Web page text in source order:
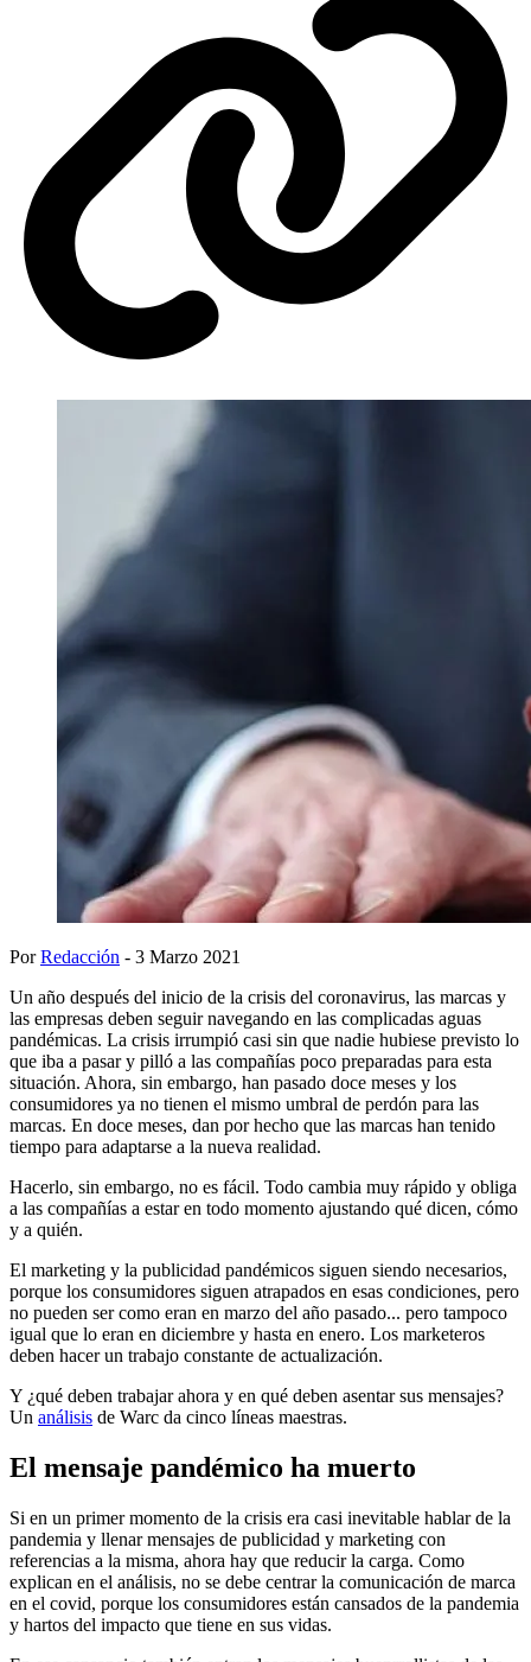
PorRedacción - 3 Marzo 2021
Un año después del inicio de la crisis del coronavirus, las marcas y
las empresas deben seguir navegando en las complicadas aguas
pandémicas. La crisis irrumpió casi sin que nadie hubiese previsto lo
que iba a pasar y pilló a las compañías poco preparadas para esta
situación. Ahora, sin embargo, han pasado doce meses y los
consumidores ya no tienen el mismo umbral de perdón para las
marcas. En doce meses, dan por hecho que las marcas han tenido
tiempo para adaptarse a la nueva realidad.
Hacerlo, sin embargo, no es fácil. Todo cambia muy rápido y obliga
a las compañías a estar en todo momento ajustando qué dicen, cómo
y a quién.
El marketing y la publicidad pandémicos siguen siendo necesarios,
porque los consumidores siguen atrapados en esas condiciones, pero
no pueden ser como eran en marzo del año pasado... pero tampoco
igual que lo eran en diciembre y hasta en enero. Los marketeros
deben hacer un trabajo constante de actualización.
Y ¿qué deben trabajar ahora y en qué deben asentar sus mensajes?
Un análisis de Warc da cinco líneas maestras.
El mensaje pandémico ha muerto
Si en un primer momento de la crisis era casi inevitable hablar de la
pandemia y llenar mensajes de publicidad y marketing con
referencias a la misma, ahora hay que reducir la carga. Como
explican en el análisis, no se debe centrar la comunicación de marca
en el covid, porque los consumidores están cansados de la pandemia
y hartos del impacto que tiene en sus vidas.